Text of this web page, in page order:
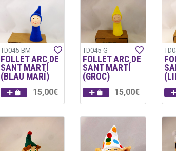
TD045-BM
FOLLET ARC DE
SANT MARTÍ
(BLAU MARÍ)
15,00€
TD045-G
FOLLET ARC DE
SANT MARTÍ
(GROC)
15,00€